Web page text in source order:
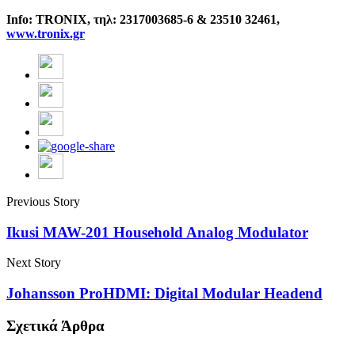
Info: TRONIX, τηλ: 2317003685-6 & 23510 32461,
www.tronix.gr
Previous Story
Ikusi MAW-201 Household Analog Modulator
Next Story
Johansson ProHDMI: Digital Modular Headend
Σχετικά Άρθρα